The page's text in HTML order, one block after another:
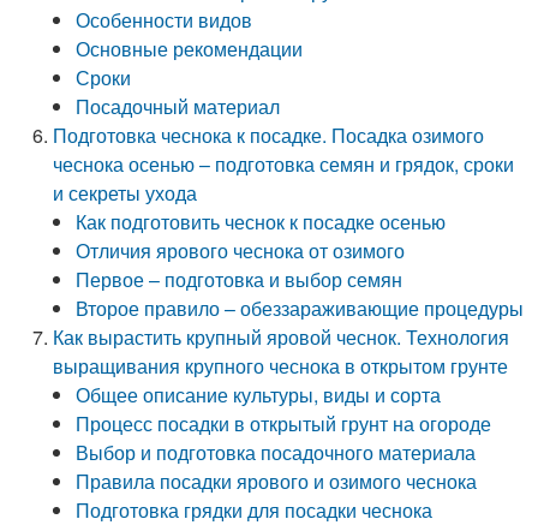
Особенности видов
Основные рекомендации
Сроки
Посадочный материал
Подготовка чеснока к посадке. Посадка озимого
чеснока осенью – подготовка семян и грядок, сроки
и секреты ухода
Как подготовить чеснок к посадке осенью
Отличия ярового чеснока от озимого
Первое – подготовка и выбор семян
Второе правило – обеззараживающие процедуры
Как вырастить крупный яровой чеснок. Технология
выращивания крупного чеснока в открытом грунте
Общее описание культуры, виды и сорта
Процесс посадки в открытый грунт на огороде
Выбор и подготовка посадочного материала
Правила посадки ярового и озимого чеснока
Подготовка грядки для посадки чеснока